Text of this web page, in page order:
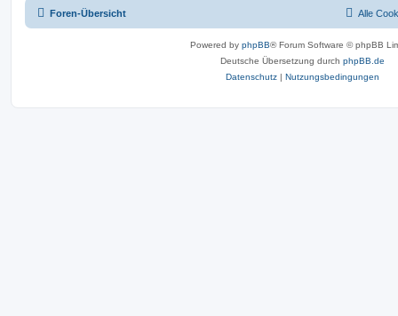
Foren-Übersicht Alle
Powered by phpBB® Forum Software © phpBB
Deutsche Übersetzung durch phpBB.de
Datenschutz | Nutzungsbedingungen